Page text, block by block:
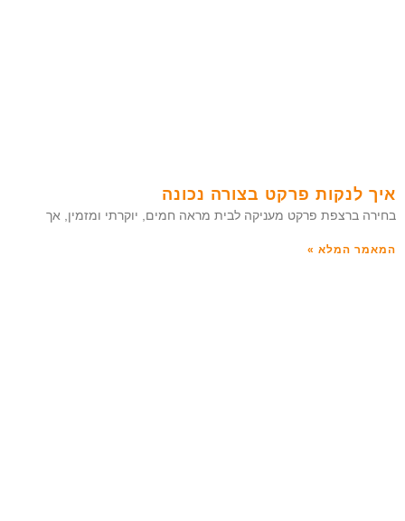
איך לנקות פרקט בצורה נכונה
בחירה ברצפת פרקט מעניקה לבית מראה חמים, יוקרתי ומזמין, אך
המאמר המלא »